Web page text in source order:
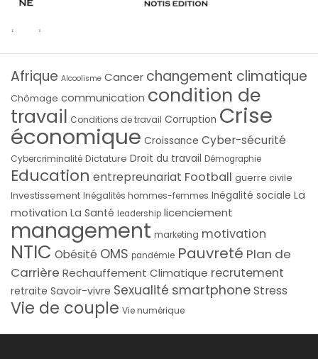
Afrique Alcoolisme Cancer changement climatique
Chômage communication condition de
travail Conditions de travail Corruption Crise
économique Croissance Cyber-sécurité
Cybercriminalité Dictature Droit du travail Démographie
Education entrepreunariat Football guerre civile
Investissement Inégalités hommes-femmes Inégalité sociale La
motivation La Santé leadership licenciement
management marketing motivation
NTIC Obésité OMS pandémie Pauvreté Plan de
Carrière Rechauffement Climatique recrutement
retraite Savoir-vivre Sexualité smartphoneStress
Vie de couple Vie numérique